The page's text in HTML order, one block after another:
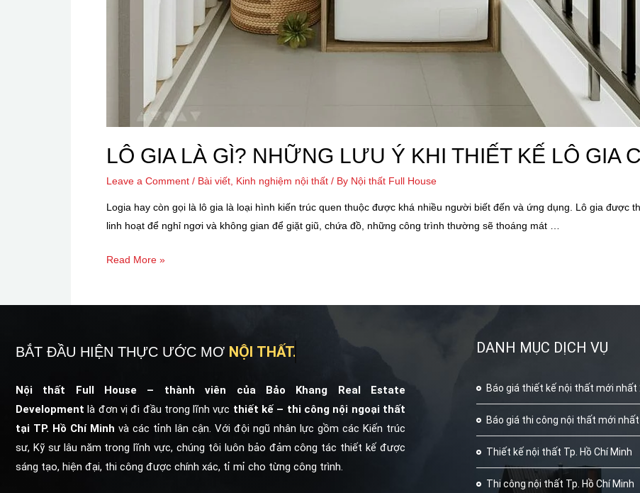
LÔ GIA LÀ GÌ? NHỮNG LƯU Ý KHI THIẾT KẾ LÔ GIA
Leave a Comment / Bài viết Kinh nghiệm nội thất / By Nội thất Full House
Logia hay còn gọi là lô gia là loại hình kiến trúc quen thuộc được khá nhiều người biết đến và ứng dụng. Lô gia được
linh hoạt để nghỉ ngơi và không gian để giặt giũ, chứa đồ, những công trình thường sẽ thoáng mát …
Read More »
BẮT ĐẦU HIỆN THỰC ƯỚC MƠ NỘI THẤT.
Nội thất Full House – thành viên của Bảo Khang Real Estate
Development là đơn vị đi đầu trong lĩnh vực thiết kế – thi công nội ngoại thất
tại TP. Hồ Chí Minh và các tỉnh lân cận. Với đội ngũ nhân lực gồm các Kiến trúc
sư, Kỹ sư lâu năm trong lĩnh vực, chúng tôi luôn bảo đảm công tác thiết kế được
sáng tạo, hiện đại, thi công được chính xác, tỉ mỉ cho từng công trình.
DANH MỤC DỊCH VỤ
Báo giá thiết kế nội thất mới nhất
Báo giá thi công nội thất mới
Thiết kế nội thất Tp. Hồ Chí Minh
Thi công nội thất Tp. Hồ Chí Minh